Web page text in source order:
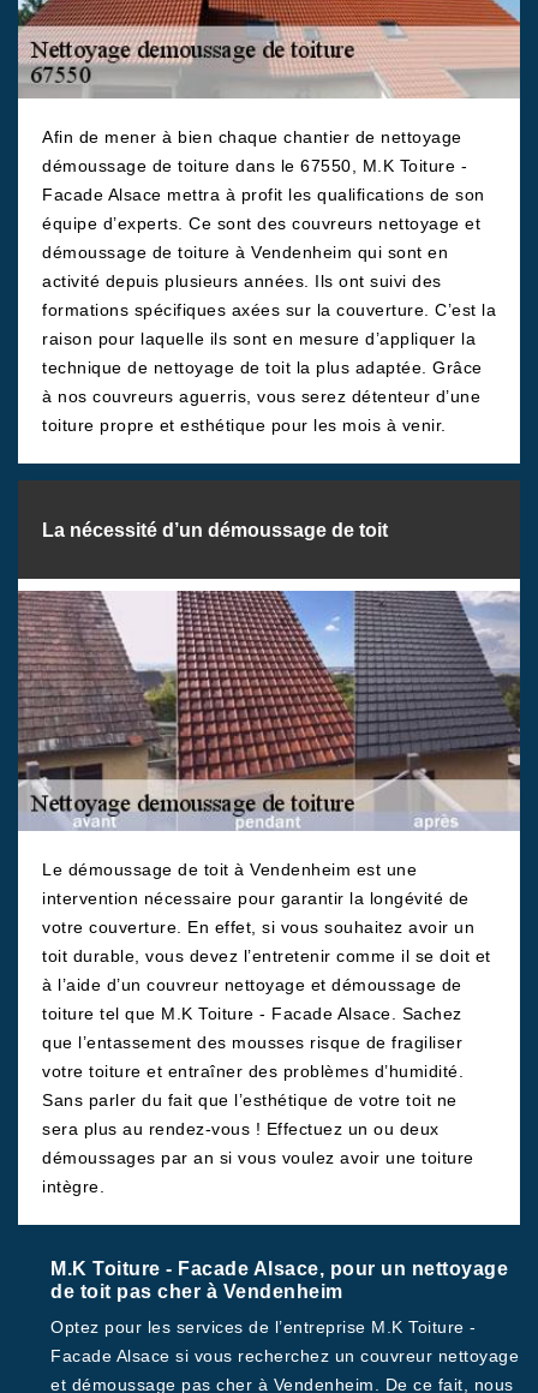
Afin de mener à bien chaque chantier de nettoyage
démoussage de toiture dans le 67550, M.K Toiture -
Facade Alsace mettra à profit les qualifications de son
équipe d’experts. Ce sont des couvreurs nettoyage et
démoussage de toiture à Vendenheim qui sont en
activité depuis plusieurs années. Ils ont suivi des
formations spécifiques axées sur la couverture. C’est la
raison pour laquelle ils sont en mesure d’appliquer la
technique de nettoyage de toit la plus adaptée. Grâce
à nos couvreurs aguerris, vous serez détenteur d’une
toiture propre et esthétique pour les mois à venir.
La nécessité d’un démoussage de toit
Le démoussage de toit à Vendenheim est une
intervention nécessaire pour garantir la longévité de
votre couverture. En effet, si vous souhaitez avoir un
toit durable, vous devez l’entretenir comme il se doit et
à l’aide d’un couvreur nettoyage et démoussage de
toiture tel que M.K Toiture - Facade Alsace. Sachez
que l’entassement des mousses risque de fragiliser
votre toiture et entraîner des problèmes d’humidité.
Sans parler du fait que l’esthétique de votre toit ne
sera plus au rendez-vous ! Effectuez un ou deux
démoussages par an si vous voulez avoir une toiture
intègre.
M.K Toiture - Facade Alsace, pour un nettoyage
de toit pas cher à Vendenheim
Optez pour les services de l’entreprise M.K Toiture -
Facade Alsace si vous recherchez un couvreur nettoyage
et démoussage pas cher à Vendenheim. De ce fait, nous